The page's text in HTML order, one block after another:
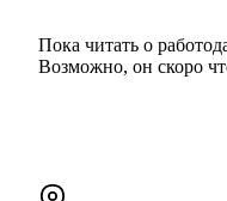
Пока читать о
Возможно, он скоро